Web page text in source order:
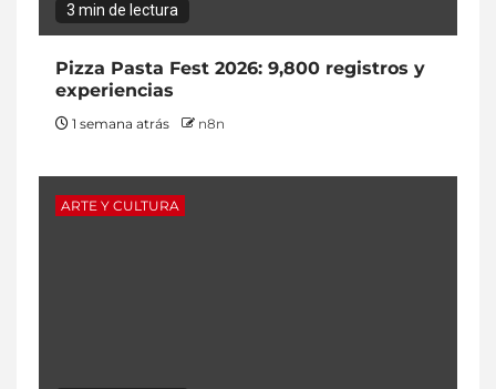
3 min de lectura
Pizza Pasta Fest 2026: 9,800 registros y
experiencias
1 semana atrás n8n
ARTE Y CULTURA